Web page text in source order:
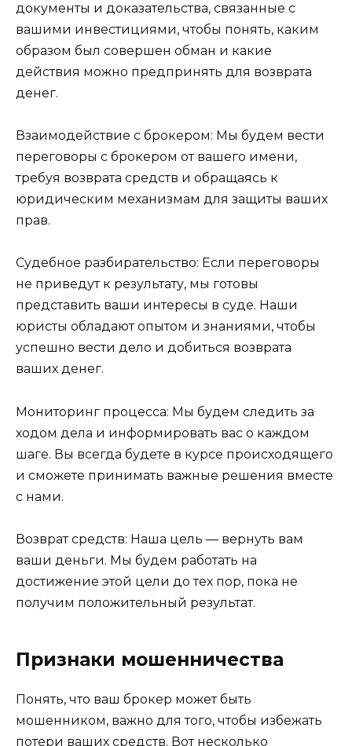
документы и доказательства, связанные с
вашими инвестициями, чтобы понять, каким
образом был совершен обман и какие
действия можно предпринять для возврата
денег.
Взаимодействие с брокером: Мы будем вести
переговоры с брокером от вашего имени,
требуя возврата средств и обращаясь к
юридическим механизмам для защиты ваших
прав.
Судебное разбирательство: Если переговоры
не приведут к результату, мы готовы
представить ваши интересы в суде. Наши
юристы обладают опытом и знаниями, чтобы
успешно вести дело и добиться возврата
ваших денег.
Мониторинг процесса: Мы будем следить за
ходом дела и информировать вас о каждом
шаге. Вы всегда будете в курсе происходящего
и сможете принимать важные решения вместе
с нами.
Возврат средств: Наша цель — вернуть вам
ваши деньги. Мы будем работать на
достижение этой цели до тех пор, пока не
получим положительный результат.
Признаки мошенничества
Понять, что ваш брокер может быть
мошенником, важно для того, чтобы избежать
потери ваших средств. Вот несколько